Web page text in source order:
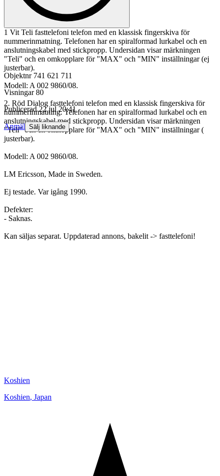
1 Vit Teli fasttelefoni telefon med en klassisk fingerskiva för
nummerinmatning. Telefonen har en spiralformad lurkabel och en
anslutningskabel med stickpropp. Undersidan visar märkningen
"Teli" och en omkopplare för "MAX" och "MIN" inställningar (ej
justerbar).
Modell: A 002 9860/08.
2. Röd Dialog fasttelefoni telefon med en klassisk fingerskiva för
nummerinmatning. Telefonen har en spiralformad lurkabel och en
anslutningskabel med stickpropp. Undersidan visar märkningen
"Teli" och en omkopplare för "MAX" och "MIN" inställningar (
justerbar).
Modell: A 002 9860/08.
LM Ericsson, Made in Sweden.
Ej testade. Var igång 1990.
Defekter:
- Saknas.
Kan säljas separat. Uppdaterad annons, bakelit -> fasttelefoni!
Objektnr 741 621 711
Visningar 80
Publicerad 22 jul 20:41
Anmäl Sälj liknande
Koshien
Koshien, Japan